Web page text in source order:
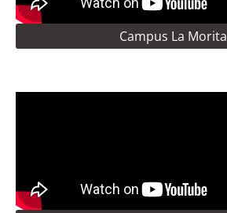
Campus La Morita